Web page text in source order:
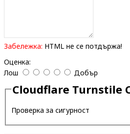
Забележка: HTML не се потдържа!
Оценка:
Лош
Добър
Cloudflare Turnstile
Проверка за сигурност